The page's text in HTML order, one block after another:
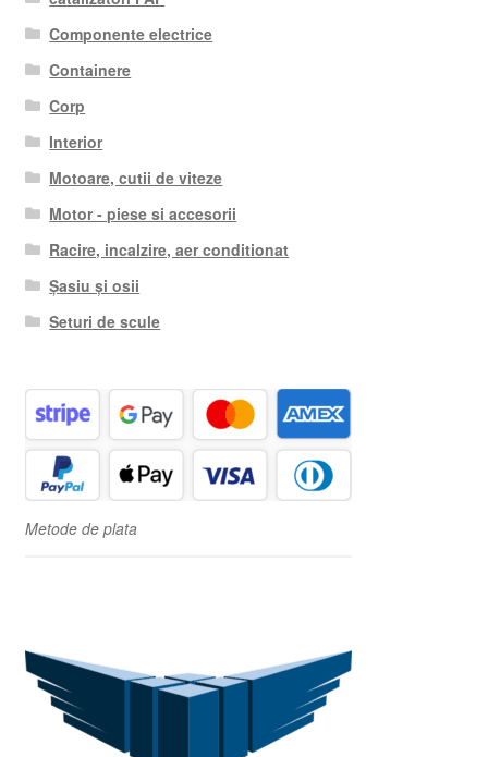
Componente electrice
Containere
Corp
Interior
Motoare, cutii de viteze
Motor - piese si accesorii
Racire, incalzire, aer conditionat
Șasiu și osii
Seturi de scule
Metode de plata